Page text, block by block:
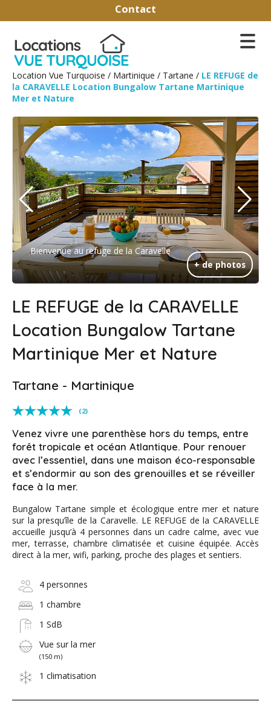
Contact
Location Vue Turquoise / Martinique / Tartane / LE REFUGE de
la CARAVELLE Location Bungalow Tartane Martinique
Mer et Nature
+ de photos
Bienvenue au refuge de la Caravelle
LE REFUGE de la CARAVELLE
Location Bungalow Tartane
Martinique Mer et Nature
Tartane - Martinique
(2)
Venez vivre une parenthèse hors du temps, entre
forêt tropicale et océan Atlantique. Pour renouer
avec l’essentiel, dans une maison éco-responsable
et s’endormir au son des grenouilles et se réveiller
face à la mer.
Bungalow Tartane simple et écologique entre mer et nature
sur la presqu’île de la Caravelle. LE REFUGE de la CARAVELLE
accueille jusqu’à 4 personnes dans un cadre calme, avec vue
mer, terrasse, chambre climatisée et cuisine équipée. Accès
direct à la mer, wifi, parking, proche des plages et sentiers.
4 personnes
1 chambre
1 SdB
Vue sur la mer
(150 m)
1 climatisation